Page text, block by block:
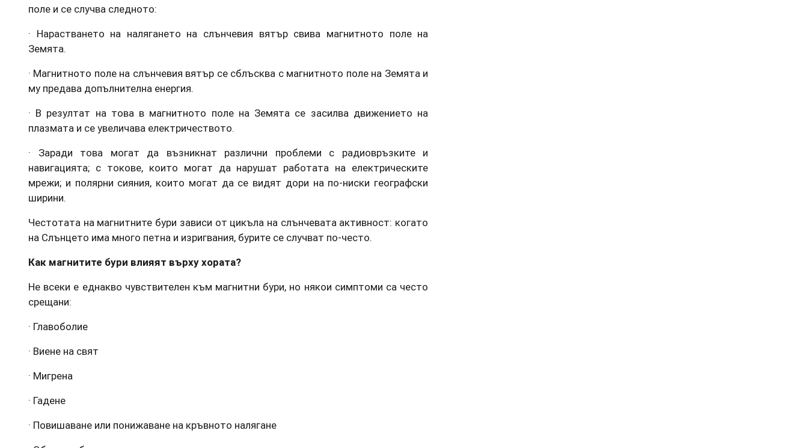
поле и се случва следното:
· Нарастването на налягането на слънчевия вятър свива магнитното поле на
Земята.
· Магнитното поле на слънчевия вятър се сблъсква с магнитното поле на Земята и
му предава допълнителна енергия.
· В резултат на това в магнитното поле на Земята се засилва движението на
плазмата и се увеличава електричеството.
· Заради това могат да възникнат различни проблеми с радиовръзките и
навигацията; с токове, които могат да нарушат работата на електрическите
мрежи; и полярни сияния, които могат да се видят дори на по-ниски географски
ширини.
Честотата на магнитните бури зависи от цикъла на слънчевата активност: когато
на Слънцето има много петна и изригвания, бурите се случват по-често.
Как магнитите бури влияят върху хората?
Не всеки е еднакво чувствителен към магнитни бури, но някои симптоми са често
срещани:
· Главоболие
· Виене на свят
· Мигрена
· Гадене
· Повишаване или понижаване на кръвното налягане